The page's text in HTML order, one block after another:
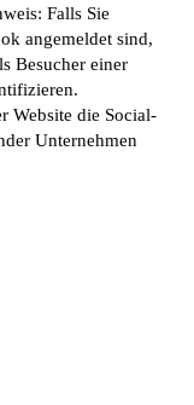
Falls Sie
angemeldet sind,
Besucher einer
Website die Social-
Unternehmen